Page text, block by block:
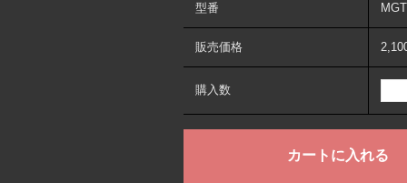
型番
販売価格
購入数